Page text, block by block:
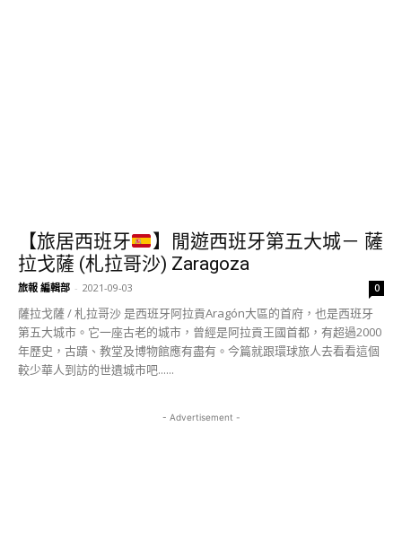
【旅居西班牙
】閒遊西班牙第五大城－ 薩
拉戈薩 (札拉哥沙) Zaragoza
旅報 編輯部 - 2021-09-03 0
薩拉戈薩 / 札拉哥沙 是西班牙阿拉貢Aragón大區的首府，也是西班牙
第五大城市。它一座古老的城市，曾經是阿拉貢王國首都，有超過2000
年歷史，古蹟、教堂及博物館應有盡有。今篇就跟環球旅人去看看這個
較少華人到訪的世遺城市吧......
- Advertisement -